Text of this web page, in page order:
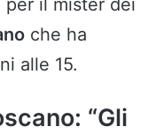
che ha
alle 15.
“Gli